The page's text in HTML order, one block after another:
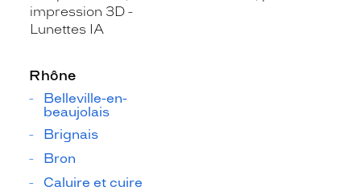
impression 3D
Lunettes IA
Rhône
Belleville-en-
beaujolais
Brignais
Bron
Caluire et cuire